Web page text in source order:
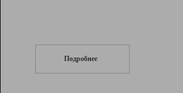
Подробнее